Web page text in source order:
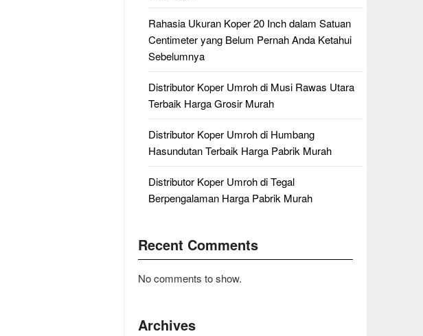
Rahasia Ukuran Koper 20 Inch dalam Satuan
Centimeter yang Belum Pernah Anda Ketahui
Sebelumnya
Distributor Koper Umroh di Musi Rawas Utara
Terbaik Harga Grosir Murah
Distributor Koper Umroh di Humbang
Hasundutan Terbaik Harga Pabrik Murah
Distributor Koper Umroh di Tegal
Berpengalaman Harga Pabrik Murah
Recent Comments
No comments to show.
Archives